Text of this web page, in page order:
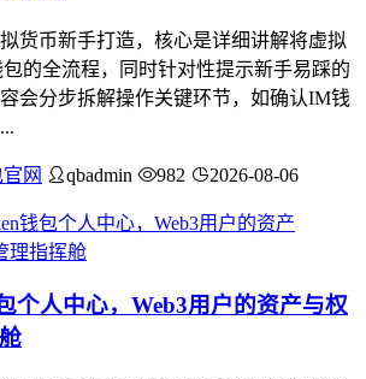
货币新手打造，核心是详细讲解将虚拟
的全流程，同时针对性提示新手易踩的
会分步拆解操作关键环节，如确认IM钱
网 qbadmin 982 2026-08-06
个人中心，Web3用户的资产与权